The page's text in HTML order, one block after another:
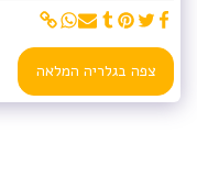
צפה בגלריה המלאה